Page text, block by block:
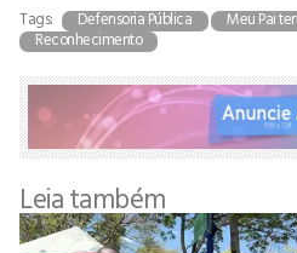
Tags:
Defensoria Pública Meu Pai
Reconhecimento
Leia também